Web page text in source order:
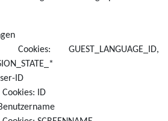
Cookies: GUEST_LANGUAGE_ID,
ID
ID